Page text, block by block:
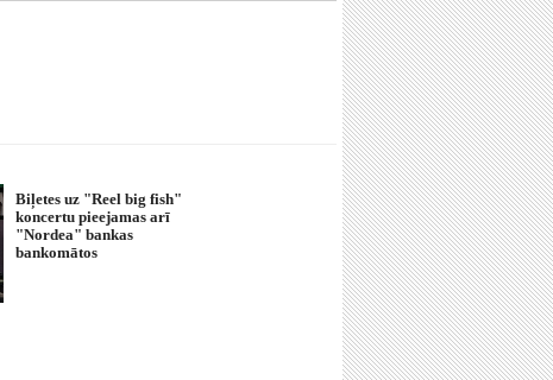
Biļetes uz "Reel big fish"
koncertu pieejamas arī
"Nordea" bankas
bankomātos